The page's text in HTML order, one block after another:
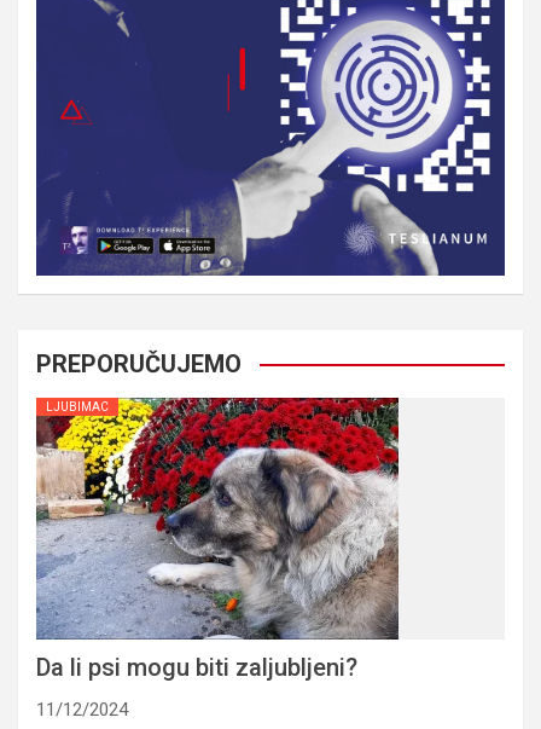
PREPORUČUJEMO
LJUBIMAC
Da li psi mogu biti zaljubljeni?
11/12/2024